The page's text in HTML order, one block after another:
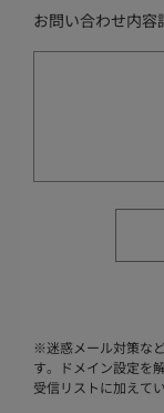
お問い合わせ内容
※迷惑メール対策な
す。ドメイン設定を
受信リストに加えて